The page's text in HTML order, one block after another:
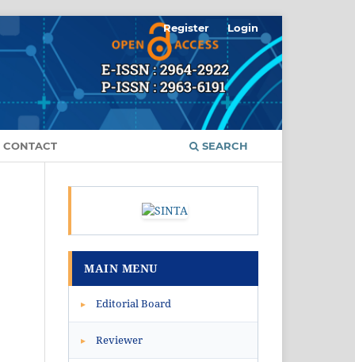
CONTACT SEARCH
Register Login
MAIN MENU
▸ Editorial Board
▸ Reviewer